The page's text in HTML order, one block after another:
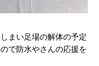
まい足場の解体の予定
で防水やさんの応援を